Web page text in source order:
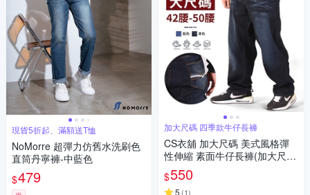
現貨5折起、滿額送T恤
NoMorre 超彈力仿舊水洗刷色
直筒丹寧褲-中藍色
$479
加大尺碼 四季款牛仔長褲
CS衣舖 加大尺碼 美式風格彈
性伸縮 素面牛仔長褲(加大尺
碼)
$550
5 (1)